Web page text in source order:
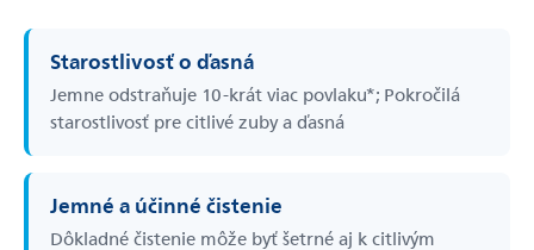
Starostlivosť o ďasná
Jemne odstraňuje 10-­krát viac povlaku*; Pokročilá
starostlivosť pre citlivé zuby a ďasná
Jemné a účinné čistenie
Dôkladné čistenie môže byť šetrné aj k citlivým